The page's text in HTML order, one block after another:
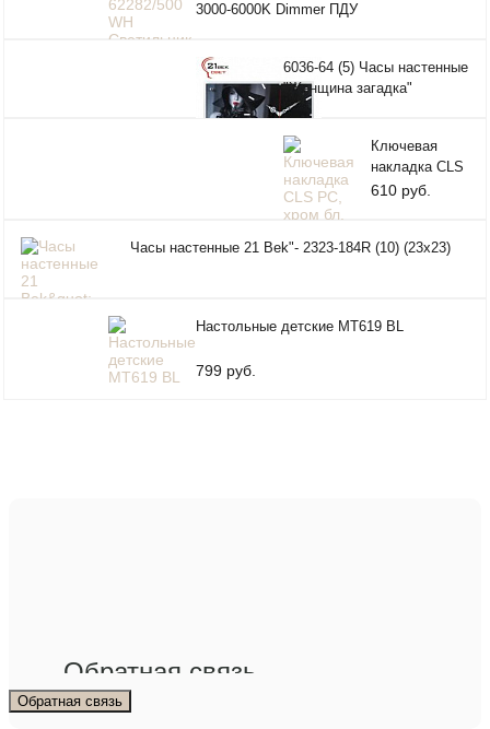
3000-6000K Dimmer ПДУ
6036-64 (5) Часы настенные
"Женщина загадка"
Ключевая
накладка CLS
PC, хром бл.
610 руб.
Часы настенные 21 Bek"- 2323-184R (10) (23x23)
Настольные детские MT619 BL
799 руб.
Обратная связь
Обратная связь